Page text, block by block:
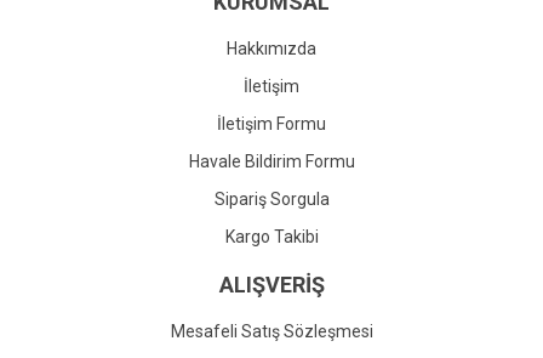
Gönder
Hakkımızda
İletişim
İletişim Formu
Havale Bildirim Formu
Sipariş Sorgula
Kargo Takibi
ALIŞVERİŞ
Mesafeli Satış Sözleşmesi